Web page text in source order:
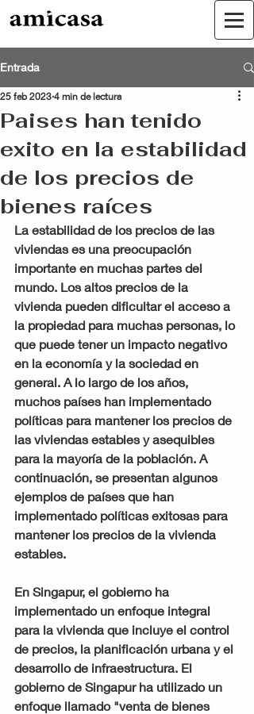
Entrada
Paises han tenido
exito en la estabilidad
de los precios de
bienes raíces
25 feb 2023 4 min de lectura
La estabilidad de los precios de las
viviendas es una preocupación
importante en muchas partes del
mundo. Los altos precios de la
vivienda pueden dificultar el acceso a
la propiedad para muchas personas, lo
que puede tener un impacto negativo
en la economía y la sociedad en
general. A lo largo de los años,
muchos países han implementado
políticas para mantener los precios de
las viviendas estables y asequibles
para la mayoría de la población. A
continuación, se presentan algunos
ejemplos de países que han
implementado políticas exitosas para
mantener los precios de la vivienda
estables.
En Singapur, el gobierno ha
implementado un enfoque integral
para la vivienda que incluye el control
de precios, la planificación urbana y el
desarrollo de infraestructura. El
gobierno de Singapur ha utilizado un
enfoque llamado "venta de bienes